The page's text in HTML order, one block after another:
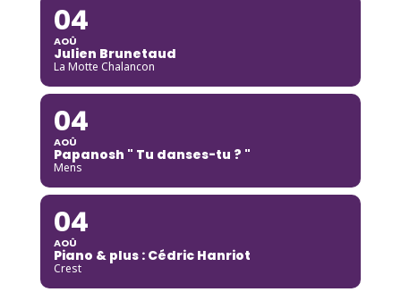
04
AOÛ
Julien Brunetaud
La Motte Chalancon
04
AOÛ
Papanosh " Tu danses-tu ? "
Mens
04
AOÛ
Piano & plus : Cédric Hanriot
Crest